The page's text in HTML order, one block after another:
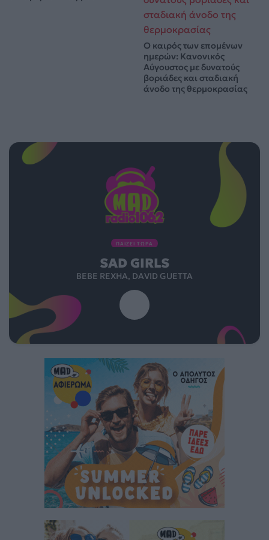
Ο καιρός των επομένων
ημερών: Κανονικός
Αύγουστος με δυνατούς
βοριάδες και σταδιακή
άνοδο της θερμοκρασίας
ΠΑΙΖΕΙ ΤΩΡΑ
SAD GIRLS
BEBE REXHA, DAVID GUETTA